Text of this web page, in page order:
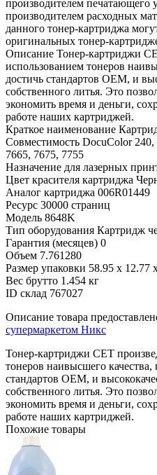
производителем печатающего
производителем расходных
данного тонер-картриджа
оригинальных тонер-
Описание Тонер-картриджи
использованием тонеров
достичь стандартов OEM, и
собственного литья. Это
экономить время и деньги,
работе наших картриджей.
Краткое наименование
Совместимость DocuColor 240,
7665, 7675, 7755
Назначение для лазерных
Цвет красителя картриджа
Аналог картриджа 006R01449
Ресурс 30000 страниц
Модель 8648K
Тип оборудования Картридж
Гарантия (месяцев) 0
Объем 7.761280
Размер упаковки 58.95 x 12.77
Вес брутто 1.454 кг
ID склад 767027
Описание товара
супермаркетом Никс
Тонер-картриджи CET
тонеров наивысшего
стандартов OEM, и
собственного литья. Это
экономить время и деньги,
работе наших картриджей.
Похожие товары